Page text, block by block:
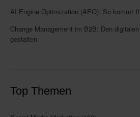
AI Engine Optimization (AEO): So kommt
Change Management im B2B: Den
gestalten
Top Themen